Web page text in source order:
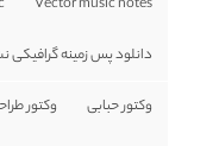
Vector music notes
دانلود پس زمینه
وکتور حبابی وکتور